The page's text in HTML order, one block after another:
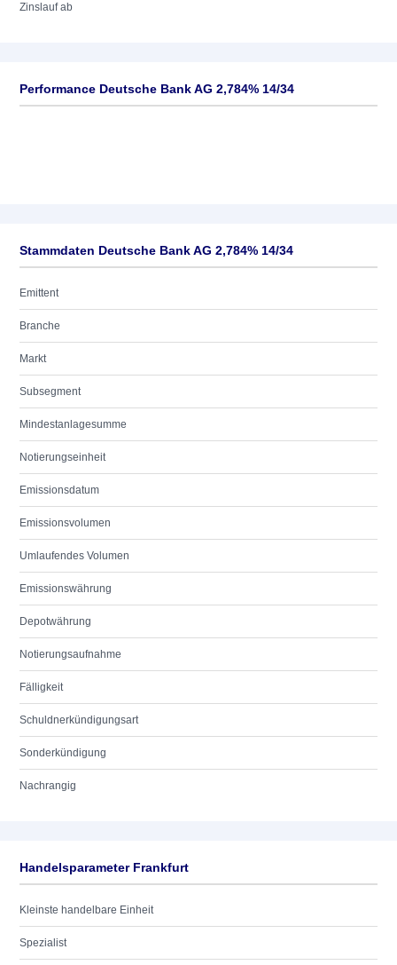
Zinslauf ab
Performance Deutsche Bank AG 2,784% 14/34
Stammdaten Deutsche Bank AG 2,784% 14/34
Emittent
Branche
Markt
Subsegment
Mindestanlagesumme
Notierungseinheit
Emissionsdatum
Emissionsvolumen
Umlaufendes Volumen
Emissionswährung
Depotwährung
Notierungsaufnahme
Fälligkeit
Schuldnerkündigungsart
Sonderkündigung
Nachrangig
Handelsparameter Frankfurt
Kleinste handelbare Einheit
Spezialist